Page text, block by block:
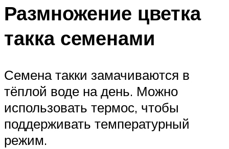
Размножение цветка
такка семенами
Семена такки замачиваются в
тёплой воде на день. Можно
использовать термос, чтобы
поддерживать температурный
режим.